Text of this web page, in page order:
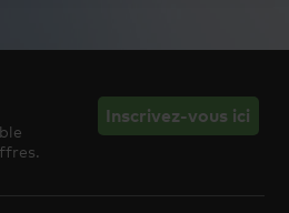
Inscrivez-vous ici